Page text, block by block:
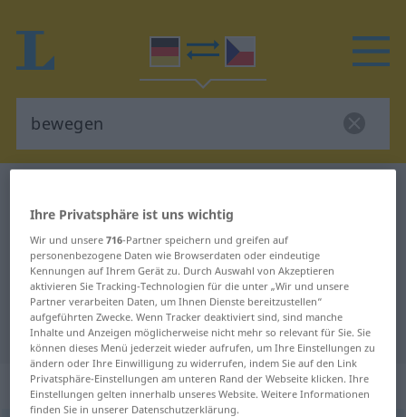
Deutsch-Tschechisch Übersetzung
für "bewegen"
"bewegen" Tschechisch
Übersetzung
„bewegen“
Ihre Privatsphäre ist uns wichtig
Wir und unsere716-Partner speichern und greifen auf
personenbezogene Daten wie Browserdaten oder eindeutige
Kennungen auf Ihrem Gerät zu. Durch Auswahl von Akzeptieren
aktivieren Sie Tracking-Technologien für die unter „Wir und unsere
Partner verarbeiten Daten, um Ihnen Dienste bereitzustellen“
aufgeführten Zwecke. Wenn Tracker deaktiviert sind, sind manche
Inhalte und Anzeigen möglicherweise nicht mehr so relevant für Sie. Sie
können dieses Menü jederzeit wieder aufrufen, um Ihre Einstellungen zu
ändern oder Ihre Einwilligung zu widerrufen, indem Sie auf den Link
Privatsphäre-Einstellungen am unteren Rand der Webseite klicken. Ihre
Einstellungen gelten innerhalb unseres Website. Weitere Informationen
finden Sie in unserer Datenschutzerklärung.